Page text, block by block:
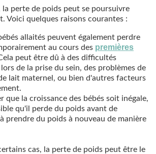
la perte de poids peut se poursuivre
Voici quelques raisons courantes :
allaités peuvent également perdre
au cours des premières
peut être dû à des difficultés
de la prise du sein, des problèmes de
lait maternel, ou bien d'autres facteurs
que la croissance des bébés soit inégale,
qu'il perde du poids avant de
prendre du poids à nouveau de manière
cas, la perte de poids peut être le